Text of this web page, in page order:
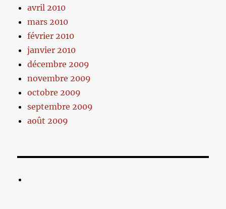
avril 2010
mars 2010
février 2010
janvier 2010
décembre 2009
novembre 2009
octobre 2009
septembre 2009
août 2009